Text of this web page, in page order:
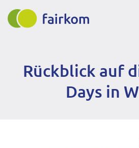
Direkt
zum
Rückblick auf
Days in